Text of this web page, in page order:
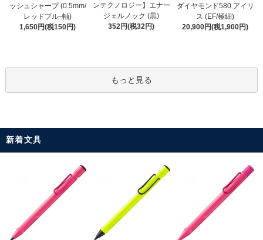
ッシュシャープ (0.5mm/
レッドブルｰ軸)
1,650円(税150円)
ンテクノロジー】エナー
ジェルノック (黒)
352円(税32円)
ダイヤモンド580 アイリ
ス (EF/極細)
20,900円(税1,900円)
もっと見る
新着文具